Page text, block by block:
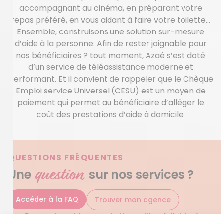
accompagnant au cinéma, en préparant votre
repas préféré, en vous aidant à faire votre toilette…
Ensemble, construisons une solution sur-mesure
d’aide à la personne. Afin de rester joignable pour
nos bénéficiaires ? tout moment, Azaé s’est doté
d’un service de téléassistance moderne et
performant. Et il convient de rappeler que le Chèque
Emploi service Universel (CESU) est un moyen de
paiement qui permet au bénéficiaire d’alléger le
coût des prestations d’aide à domicile.
QUESTIONS FRÉQUENTES
Une question sur nos services ?
Accéder à la FAQ Trouver mon agence